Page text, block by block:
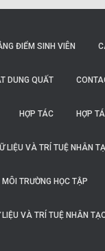
ĐIỂM SINH VIÊN
DUNG QUẤT
HỢP TÁC HỢP
LIỆU VÀ TRÍ TUỆ NHÂN
MÔI TRƯỜNG HỌC TẬP
VÀ TRÍ TUỆ NHÂN